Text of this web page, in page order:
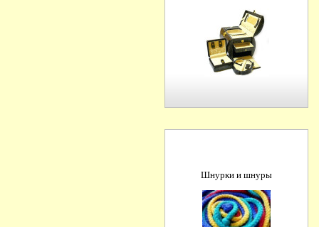
Шнурки и шнуры